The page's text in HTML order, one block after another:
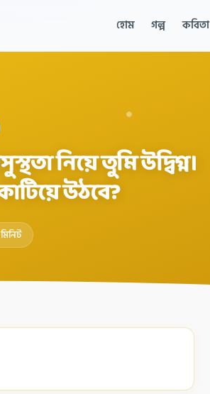
হোম গল্প কবিতা
নিয়ে তুমি উদ্বিগ্ন।
উঠবে?